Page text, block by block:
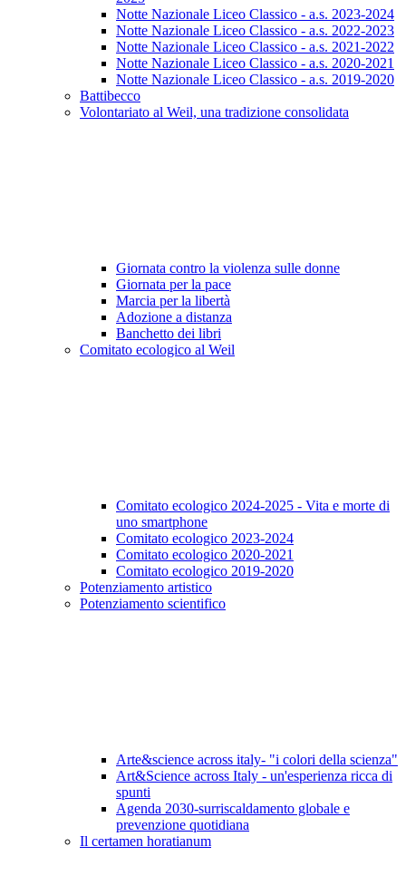
Notte Nazionale Liceo Classico - a.s. 2023-2024
Notte Nazionale Liceo Classico - a.s. 2022-2023
Notte Nazionale Liceo Classico - a.s. 2021-2022
Notte Nazionale Liceo Classico - a.s. 2020-2021
Notte Nazionale Liceo Classico - a.s. 2019-2020
Battibecco
Volontariato al Weil, una tradizione consolidata
Giornata contro la violenza sulle donne
Giornata per la pace
Marcia per la libertà
Adozione a distanza
Banchetto dei libri
Comitato ecologico al Weil
Comitato ecologico 2024-2025 - Vita e morte di
uno smartphone
Comitato ecologico 2023-2024
Comitato ecologico 2020-2021
Comitato ecologico 2019-2020
Potenziamento artistico
Potenziamento scientifico
Arte&science across italy- "i colori della scienza"
Art&Science across Italy - un'esperienza ricca di
spunti
Agenda 2030-surriscaldamento globale e
prevenzione quotidiana
Il certamen horatianum